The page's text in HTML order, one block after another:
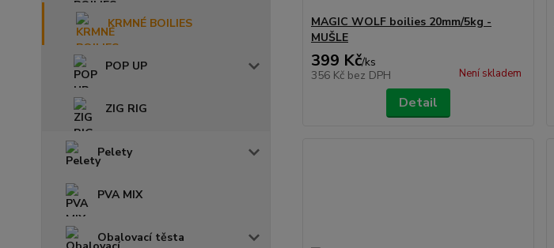
KRMNÉ BOILIES
POP UP
ZIG RIG
Pelety
PVA MIX
Obalovací těsta
MAGIC WOLF boilies 20mm/5kg -
MUŠLE
399 Kč/ks
356 Kč bez DPH Není skladem
Detail